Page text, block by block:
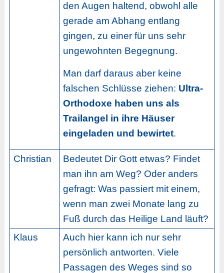
den Augen haltend, obwohl alle
gerade am Abhang entlang
gingen, zu einer für uns sehr
ungewohnten Begegnung.
Man darf daraus aber keine
falschen Schlüsse ziehen: Ultra-
Orthodoxe haben uns als
Trailangel in ihre Häuser
eingeladen und bewirtet.
Christian
Bedeutet Dir Gott etwas? Findet
man ihn am Weg? Oder anders
gefragt: Was passiert mit einem,
wenn man zwei Monate lang zu
Fuß durch das Heilige Land läuft?
Klaus
Auch hier kann ich nur sehr
persönlich antworten. Viele
Passagen des Weges sind so